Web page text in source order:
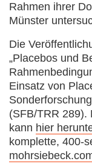
Rahmen ihrer
Münster
Die
„Placebos und
Einsatz von
(SFB/TRR 289).
kann hier
komplette, 400-